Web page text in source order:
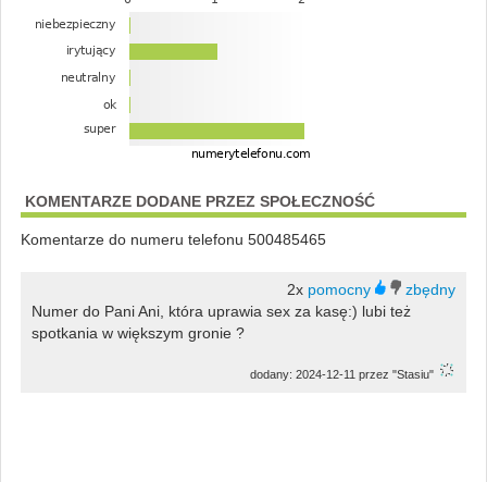
KOMENTARZE DODANE PRZEZ SPOŁECZNOŚĆ
Komentarze do numeru telefonu 500485465
2x
Numer do Pani Ani, która uprawia sex za kasę:) lubi też
spotkania w większym gronie ?
dodany: 2024-12-11 przez "Stasiu"